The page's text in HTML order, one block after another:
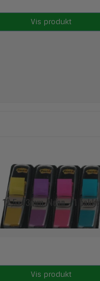
Vis produkt
Neon - 1 pakke
Vis produkt